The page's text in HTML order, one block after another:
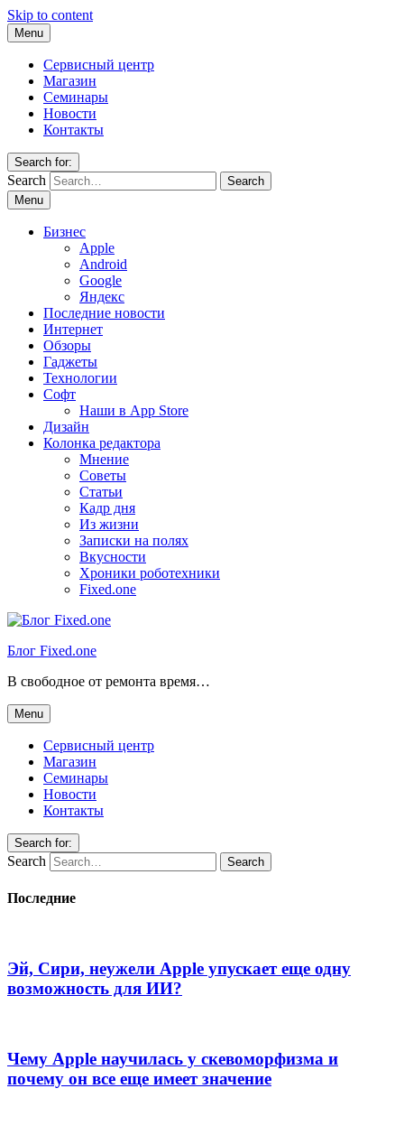
Skip to content
Menu
Сервисный центр
Магазин
Семинары
Новости
Контакты
Search for:
Search
Menu
Бизнес
Apple
Android
Google
Яндекс
Последние новости
Интернет
Обзоры
Гаджеты
Технологии
Софт
Наши в App Store
Дизайн
Колонка редактора
Мнение
Советы
Статьи
Кадр дня
Из жизни
Записки на полях
Вкусности
Хроники роботехники
Fixed.one
Блог Fixed.one
В свободное от ремонта время…
Menu
Сервисный центр
Магазин
Семинары
Новости
Контакты
Search for:
Search
Последние
Эй, Сири, неужели Apple упускает еще одну
возможность для ИИ?
Чему Apple научилась у скевоморфизма и
почему он все еще имеет значение